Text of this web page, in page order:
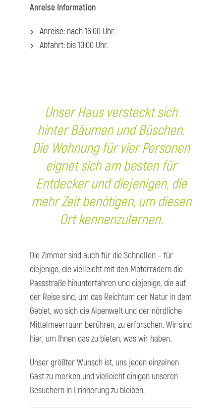
Anreise Information
Anreise: nach 16:00 Uhr.
Abfahrt: bis 10:00 Uhr.
Unser Haus versteckt sich
hinter Bäumen und Büschen.
Die Wohnung für vier Personen
eignet sich am besten für
Entdecker und diejenigen, die
mehr Zeit benötigen, um diesen
Ort kennenzulernen.
Die Zimmer sind auch für die Schnellen – für
diejenige, die vielleicht mit den Motorrädern die
Passstraße hinunterfahren und diejenige, die auf
der Reise sind, um das Reichtum der Natur in dem
Gebiet, wo sich die Alpenwelt und der nördliche
Mittelmeerraum berühren, zu erforschen. Wir sind
hier, um Ihnen das zu bieten, was wir haben.
Unser größter Wunsch ist, uns jeden einzelnen
Gast zu merken und vielleicht einigen unseren
Besuchern in Erinnerung zu bleiben.